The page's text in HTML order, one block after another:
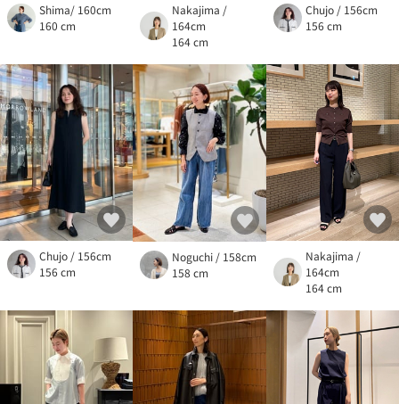
Shima/ 160cm
160 cm
Nakajima /
164cm
164 cm
Chujo / 156cm
156 cm
Chujo / 156cm
156 cm
Noguchi / 158cm
158 cm
Nakajima /
164cm
164 cm